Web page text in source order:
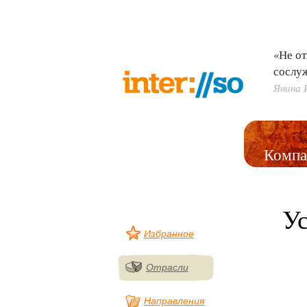
«Не
Янина
Избранное
Отрасли
Направления